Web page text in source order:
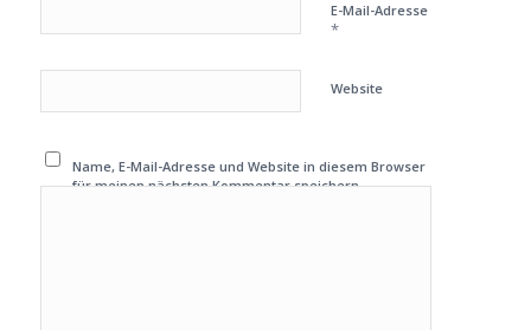
E-Mail-Adresse
*
Website
Name, E-Mail-Adresse und Website in diesem Browser
für meinen nächsten Kommentar speichern.